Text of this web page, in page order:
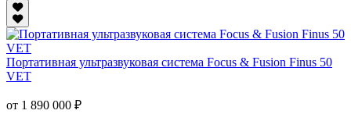
Портативная ультразвуковая система Focus & Fusion Finus 50
VET
от 1 890 000 ₽